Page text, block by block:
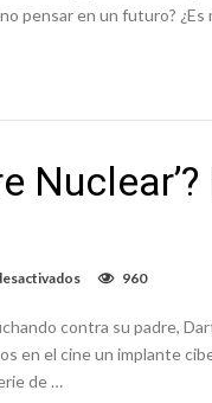
el
Estación
pensar en un futuro?
en
de
‘El
960
contra su padre,
en el cine un implante
de …